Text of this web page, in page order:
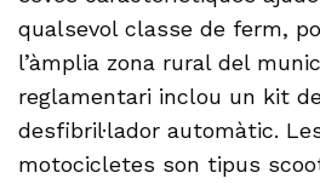
qualsevol classe de ferm,
l’àmplia zona rural del
reglamentari inclou un kit
desfibril·lador automàtic.
motocicletes son tipus